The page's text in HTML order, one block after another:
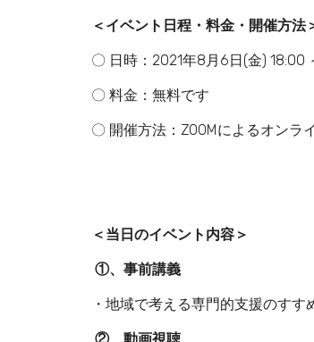
＜イベント日程・料金・開催方法
〇 日時：2021年8月6日(金) 18:00
〇 料金：無料です
〇 開催方法：ZOOMによるオンラ
＜当日のイベント内容＞
①、事前講義
・地域で考える専門的支援のすす